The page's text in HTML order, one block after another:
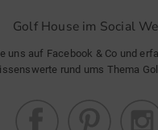
Golf House im Social
uns auf Facebook & Co und
rund ums Thema